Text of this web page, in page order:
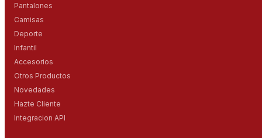
Pantalones
Camisas
Deporte
Infantil
Accesorios
Otros Productos
Novedades
Hazte Cliente
Integracion API